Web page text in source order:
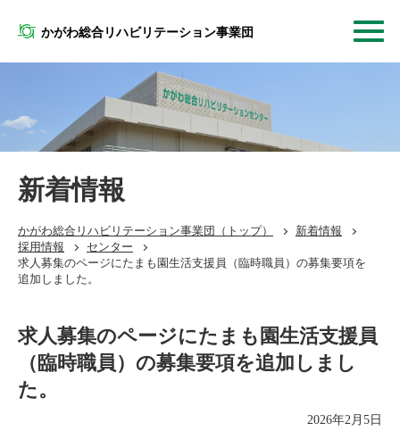
かがわ総合リハビリテーション事業団
新着情報
かがわ総合リハビリテーション事業団 （トップ）
新着情報
採用情報
センター
求人募集のページにたまも園生活支援員（臨時職員）の募集要項を
追加しました。
求人募集のページにたまも園生活支援員
（臨時職員）の募集要項を追加しまし
た。
2026年2月5日